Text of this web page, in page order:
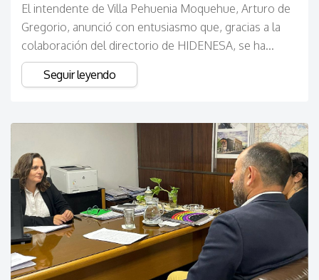
El intendente de Villa Pehuenia Moquehue, Arturo de
Gregorio, anunció con entusiasmo que, gracias a la
colaboración del directorio de HIDENESA, se ha...
Seguir leyendo